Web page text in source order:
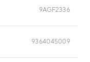
9AGF2336
9364045009